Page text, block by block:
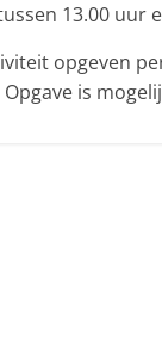
13.00 uur
opgeven
is